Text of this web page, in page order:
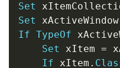
Set
Set
xActiveWindow
If TypeOf
Set
xItem =
If xItem .